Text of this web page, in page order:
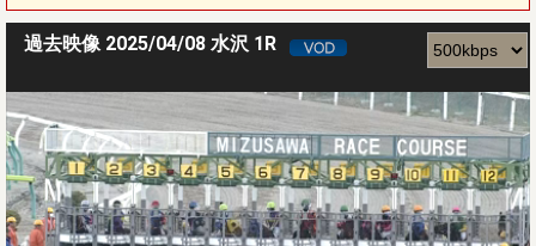
過去映像 2025/04/08 水沢 1R